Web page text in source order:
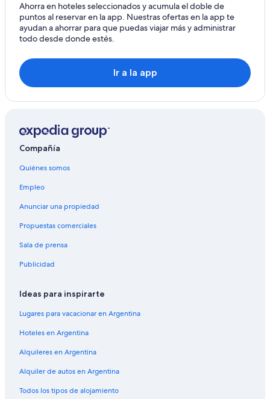
Ahorra en hoteles seleccionados y acumula el doble de
puntos al reservar en la app. Nuestras ofertas en la app te
ayudan a ahorrar para que puedas viajar más y administrar
todo desde donde estés.
Ir a la app
Compañía
Quiénes somos
Empleo
Anunciar una propiedad
Propuestas comerciales
Sala de prensa
Publicidad
Ideas para inspirarte
Lugares para vacacionar en Argentina
Hoteles en Argentina
Alquileres en Argentina
Alquiler de autos en Argentina
Todos los tipos de alojamiento